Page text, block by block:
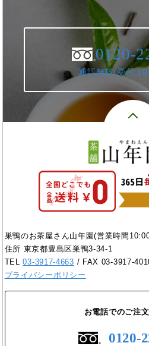
0120-
通話無料(受付
巣鴨のお茶屋さん山年園(営業時間
住所 東京都豊島区巣鴨3-34-1
TEL03-3917-4663 / FAX 03-3917-
プライバシーポリシー
お電話でのご注
0120-